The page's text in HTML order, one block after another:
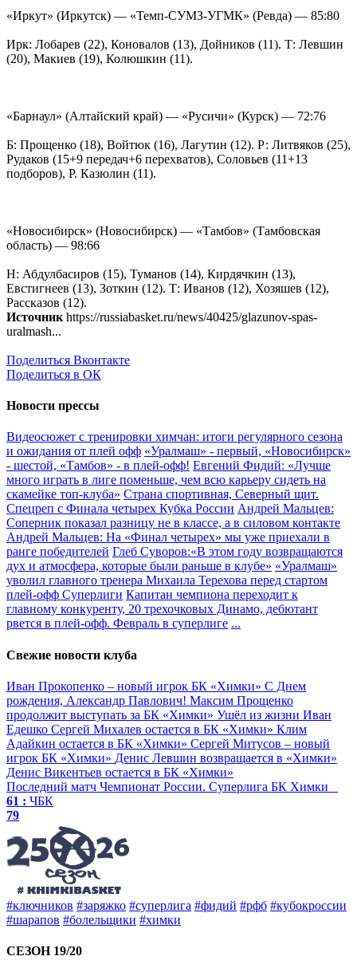
«Иркут» (Иркутск) — «Темп-СУМЗ-УГМК» (Ревда) — 85:80
Ирк: Лобарев (22), Коновалов (13), Дойников (11). Т: Левшин
(20), Макиев (19), Колюшкин (11).
«Барнаул» (Алтайский край) — «Русичи» (Курск) — 72:76
Б: Прощенко (18), Войтюк (16), Лагутин (12). Р: Литвяков (25),
Рудаков (15+9 передач+6 перехватов), Соловьев (11+13
подборов), Р. Казюлин (11).
«Новосибирск» (Новосибирск) — «Тамбов» (Тамбовская
область) — 98:66
Н: Абдулбасиров (15), Туманов (14), Кирдячкин (13),
Евстигнеев (13), Зоткин (12). Т: Иванов (12), Хозяшев (12),
Рассказов (12).
Источник https://russiabasket.ru/news/40425/glazunov-spas-
uralmash...
Поделиться Вконтакте
Поделиться в ОК
Новости прессы
Видеосюжет с тренировки химчан: итоги регулярного сезона
и ожидания от плей офф «Уралмаш» - первый, «Новосибирск»
- шестой, «Тамбов» - в плей-офф! Евгений Фидий: «Лучше
много играть в лиге поменьше, чем всю карьеру сидеть на
скамейке топ-клуба» Страна спортивная, Северный щит.
Спецреп с Финала четырех Кубка России Андрей Мальцев:
Соперник показал разницу не в классе, а в силовом контакте
Андрей Мальцев: На «Финал четырех» мы уже приехали в
ранге победителей Глеб Суворов:«В этом году возвращаются
дух и атмосфера, которые были раньше в клубе» «Уралмаш»
уволил главного тренера Михаила Терехова перед стартом
плей-офф Суперлиги Капитан чемпиона переходит к
главному конкуренту, 20 трехочковых Динамо, дебютант
рвется в плей-офф. Февраль в суперлиге ...
Свежие новости клуба
Иван Прокопенко – новый игрок БК «Химки» С Днем
рождения, Александр Павлович! Максим Прощенко
продолжит выступать за БК «Химки» Ушёл из жизни Иван
Едешко Сергей Михалев остается в БК «Химки» Клим
Адайкин остается в БК «Химки» Сергей Митусов – новый
игрок БК «Химки» Денис Левшин возвращается в «Химки»
Денис Викентьев остается в БК «Химки»
Последний матч Чемпионат России. Суперлига БК Химки
61 : ЧБК
79
#ключников #заряжко #суперлига #фидий #рфб #кубокроссии
#шарапов #болельщики #химки
СЕЗОН 19/20